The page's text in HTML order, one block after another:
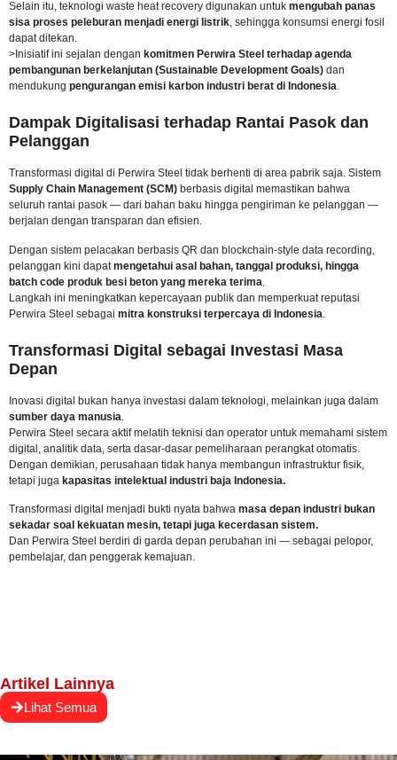
Selain itu, teknologi waste heat recovery digunakan untuk mengubah panas
sisa proses peleburan menjadi energi listrik , sehingga konsumsi energi fosil
dapat ditekan.
>Inisiatif ini sejalan dengan komitmen Perwira Steel terhadap agenda
pembangunan berkelanjutan (Sustainable Development Goals) dan
mendukung pengurangan emisi karbon industri berat di Indonesia
Dampak Digitalisasi terhadap Rantai Pasok dan
Pelanggan
Transformasi digital di Perwira Steel tidak berhenti di area pabrik saja. Sistem
Supply Chain Management (SCM) berbasis digital memastikan bahwa
seluruh rantai pasok — dari bahan baku hingga pengiriman ke pelanggan —
berjalan dengan transparan dan efisien.
Dengan sistem pelacakan berbasis QR dan blockchain-style data recording,
pelanggan kini dapatmengetahui asal bahan, tanggal produksi, hingga
batch code produk besi beton yang mereka terima
Langkah ini meningkatkan kepercayaan publik dan memperkuat reputasi
Perwira Steel sebagai mitra konstruksi terpercaya di Indonesia
Transformasi Digital sebagai Investasi Masa
Depan
Inovasi digital bukan hanya investasi dalam teknologi, melainkan juga dalam
sumber daya manusia.
Perwira Steel secara aktif melatih teknisi dan operator untuk memahami sistem
digital, analitik data, serta dasar-dasar pemeliharaan perangkat otomatis.
Dengan demikian, perusahaan tidak hanya membangun infrastruktur fisik,
tetapi juga kapasitas intelektual industri baja Indonesia.
Transformasi digital menjadi bukti nyata bahwa masa depan industri bukan
sekadar soal kekuatan mesin, tetapi juga kecerdasan sistem.
Dan Perwira Steel berdiri di garda depan perubahan ini — sebagai pelopor,
pembelajar, dan penggerak kemajuan.
Artikel Lainnya
Lihat Semua